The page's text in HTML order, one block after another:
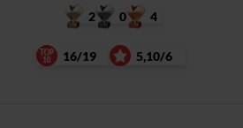
2 0 4
16/19 5,10/6